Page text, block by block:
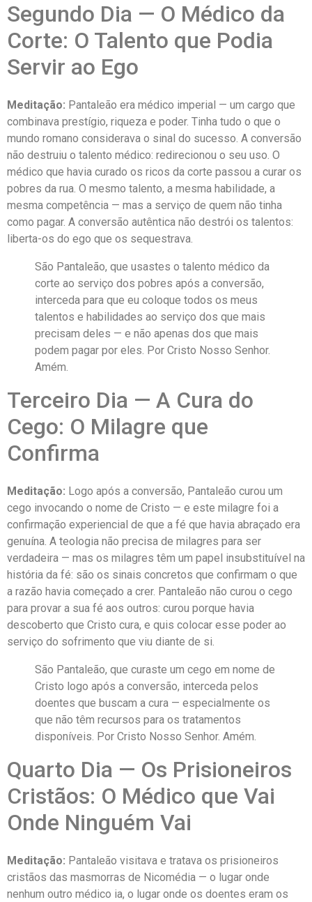
Segundo Dia — O Médico da
Corte: O Talento que Podia
Servir ao Ego
Meditação: Pantaleão era médico imperial — um cargo que
combinava prestígio, riqueza e poder. Tinha tudo o que o
mundo romano considerava o sinal do sucesso. A conversão
não destruiu o talento médico: redirecionou o seu uso. O
médico que havia curado os ricos da corte passou a curar os
pobres da rua. O mesmo talento, a mesma habilidade, a
mesma competência — mas a serviço de quem não tinha
como pagar. A conversão autêntica não destrói os talentos:
liberta-os do ego que os sequestrava.
São Pantaleão, que usastes o talento médico da
corte ao serviço dos pobres após a conversão,
interceda para que eu coloque todos os meus
talentos e habilidades ao serviço dos que mais
precisam deles — e não apenas dos que mais
podem pagar por eles. Por Cristo Nosso Senhor.
Amém.
Terceiro Dia — A Cura do
Cego: O Milagre que
Confirma
Meditação: Logo após a conversão, Pantaleão curou um
cego invocando o nome de Cristo — e este milagre foi a
confirmação experiencial de que a fé que havia abraçado era
genuína. A teologia não precisa de milagres para ser
verdadeira — mas os milagres têm um papel insubstituível na
história da fé: são os sinais concretos que confirmam o que
a razão havia começado a crer. Pantaleão não curou o cego
para provar a sua fé aos outros: curou porque havia
descoberto que Cristo cura, e quis colocar esse poder ao
serviço do sofrimento que viu diante de si.
São Pantaleão, que curaste um cego em nome de
Cristo logo após a conversão, interceda pelos
doentes que buscam a cura — especialmente os
que não têm recursos para os tratamentos
disponíveis. Por Cristo Nosso Senhor. Amém.
Quarto Dia — Os Prisioneiros
Cristãos: O Médico que Vai
Onde Ninguém Vai
Meditação: Pantaleão visitava e tratava os prisioneiros
cristãos das masmorras de Nicomédia — o lugar onde
nenhum outro médico ia, o lugar onde os doentes eram os